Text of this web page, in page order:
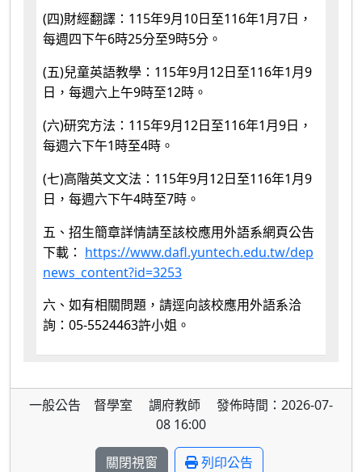
(四)財經翻譯： 115年9月 10 日至116年1 月 7 日，
每週四下午6時25分至9時5分。
(五)兒童英語教學： 115年9月 12 日至116年1 月 9
日，每週六上午9時至12時。
(六)研究方法： 115年9月 12 日至116年1 月 9 日，
每週六下午1 時至4時。
(七)高階英文文法： 115年9月 12 日至116年1 月 9
日，每週六下午4時至7時。
五、招生簡章詳情請至該校應用外語系網頁公告
下載： https://www.dafl.yuntech.edu.tw/dep
news_content?id=3253
六、如有相關問題，請逕向該校應用外語系洽
詢： 05-5524463許小姐。
一般公告 督學室 調府教師 發佈時間：2026-07-
08 16:00
關閉視窗 列印公告